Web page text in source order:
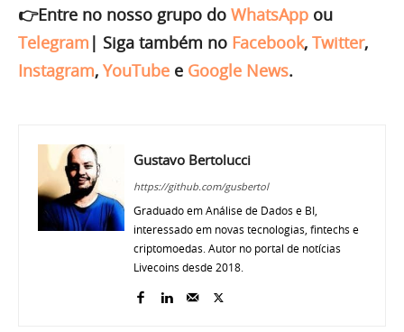
👉Entre no nosso grupo do WhatsApp ou
Telegram | Siga também no Facebook, Twitter,
Instagram, YouTube e Google News.
Gustavo Bertolucci
https://github.com/gusbertol
Graduado em Análise de Dados e BI,
interessado em novas tecnologias, fintechs e
criptomoedas. Autor no portal de notícias
Livecoins desde 2018.